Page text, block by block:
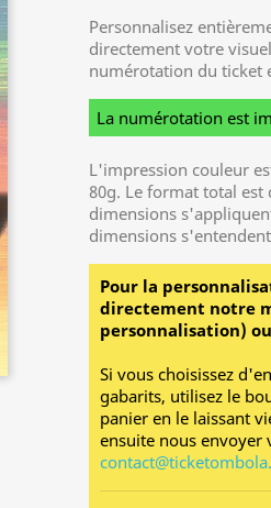
Personnalisez
directement votre
numérotation du ticket
La numérotation est
L'impression couleur
80g. Le format total est
dimensions
dimensions
Pour la
directement notre
personnalisation)
Si vous choisissez
gabarits, utilisez le
panier en le laissant
ensuite nous envoyer